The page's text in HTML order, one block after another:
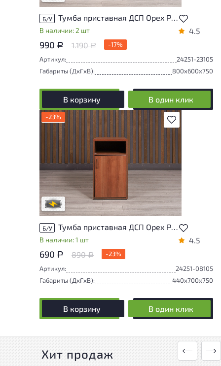
Б/У Тумба приставная ДСП Орех Россия
В наличии: 2 шт 4.5
990 Р 1.190Р
-17%
Артикул:
24251-23105
Габариты (ДxГxВ):
800x600x750
В корзину В один клик
В избранное
-23%
Степень износа находится на стадии
проверки. Вы можете уточнить
дополнительную информацию у
сотрудников магазина
В обработке
Б/У Тумба приставная ДСП Орех Россия
В наличии: 1 шт 4.5
690 Р 890Р
-23%
Артикул:
24251-08105
Габариты (ДxГxВ):
440x700x750
В корзину В один клик
Хит продаж